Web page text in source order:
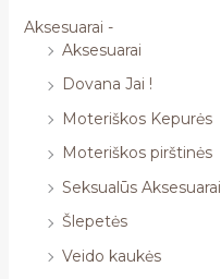
Aksesuarai -
Aksesuarai
Dovana Jai !
Moteriškos Kepurės
Moteriškos pirštinės
Seksualūs Aksesuarai
Šlepetės
Veido kaukės